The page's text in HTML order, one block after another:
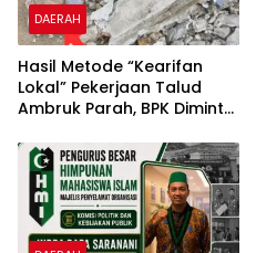
DAERAH
Hasil Metode “Kearifan
Lokal” Pekerjaan Talud
Ambruk Parah, BPK Diminta
Menyeluruh BPBD Konawe